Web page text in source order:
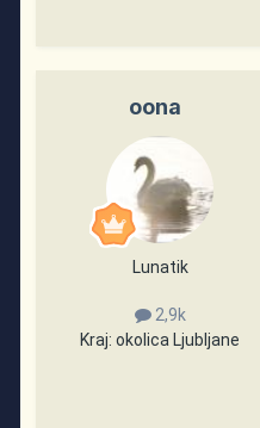
oona
Lunatik
2,9k
Kraj: okolica Ljubljane